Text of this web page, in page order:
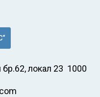
локал 23 1000